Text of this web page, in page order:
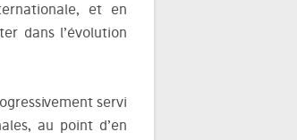
et en
dans l’évolution
servi
au point d’en